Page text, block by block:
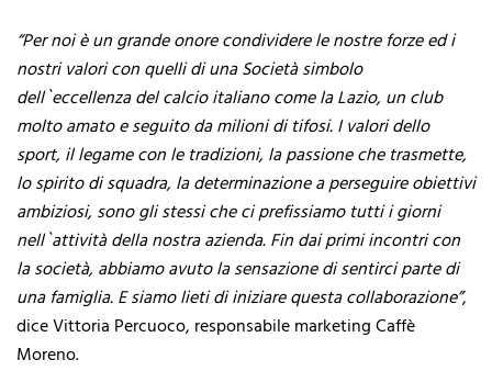
“Per noi è un grande onore condividere le nostre forze ed i
nostri valori con quelli di una Società simbolo
dell`eccellenza del calcio italiano come la Lazio, un club
molto amato e seguito da milioni di tifosi. I valori dello
sport, il legame con le tradizioni, la passione che trasmette,
lo spirito di squadra, la determinazione a perseguire obiettivi
ambiziosi, sono gli stessi che ci prefissiamo tutti i giorni
nell`attività della nostra azienda. Fin dai primi incontri con
la società, abbiamo avuto la sensazione di sentirci parte di
una famiglia. E siamo lieti di iniziare questa collaborazione”,
dice Vittoria Percuoco, responsabile marketing Caffè
Moreno.